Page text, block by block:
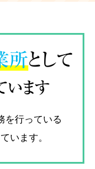
所として
います
を行っている
います。